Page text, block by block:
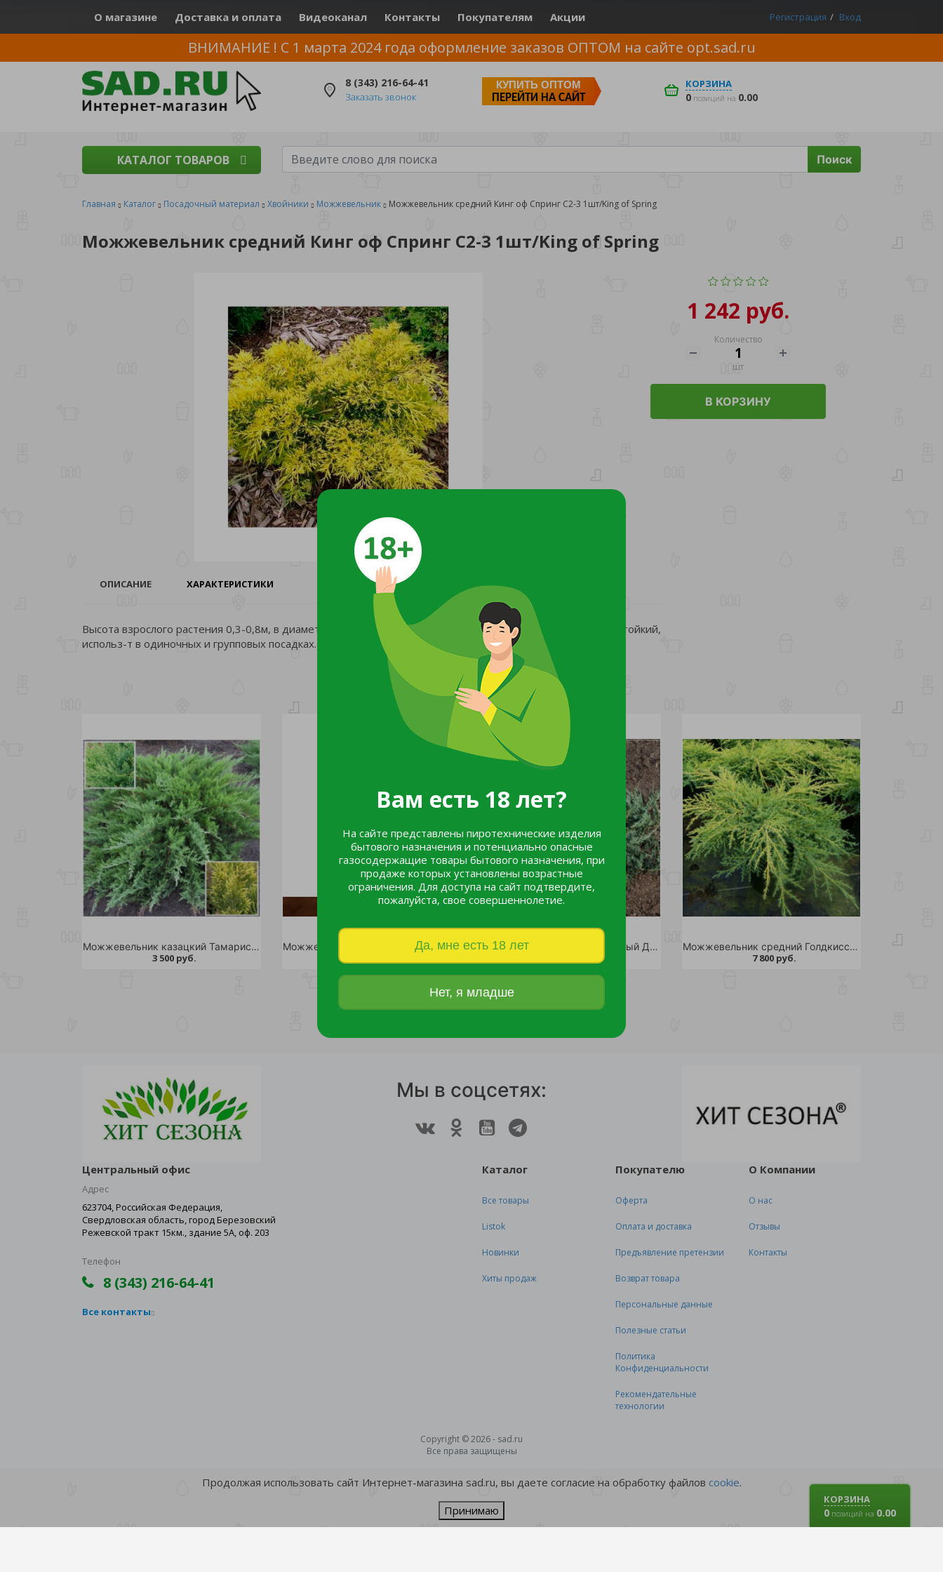
Вам есть 18 лет?
На сайте представлены пиротехнические изделия
бытового назначения и потенциально опасные
газосодержащие товары бытового назначения, при
продаже которых установлены возрастные
ограничения. Для доступа на сайт подтвердите,
пожалуйста, свое совершеннолетие.
Да, мне есть 18 лет
Нет, я младше
О магазине Доставка и оплата Видеоканал Контакты Покупателям Акции Регистрация Вход
ВНИМАНИЕ ! С 1 марта 2024 года оформление заказов ОПТОМ на сайте opt.sad.ru
8 (343) 216-64-41
Заказать звонок
КУПИТЬ ОПТОМ
ПЕРЕЙТИ НА САЙТ
КОРЗИНА
0 позиций на 0.00
КАТАЛОГ ТОВАРОВ Поиск
Главная Каталог Посадочный материал Хвойники Можжевельник Можжевельник средний Кинг оф Спринг С2-3 1шт/King of Spring
Можжевельник средний Кинг оф Спринг С2-3 1шт/King of Spring
1 242 руб.
Количество
шт
В КОРЗИНУ
ОПИСАНИЕ ХАРАКТЕРИСТИКИ
Высота взрослого растения 0,3-0,8м, в диаметре до 0,8м, хвоя ярко-желтая мелкая, светолюбив, морозостойкий,
использ-т в одиночных и групповых посадках.
Можжевельник казацкий Тамарисцифолия С7,5 25-30 1ш/Juniperus sabina Tamariscifolia
3 500 руб.
Можжевельник скальный Мунглоу С2 1шт/Juniperus scopulorum Moonglow Можжевельник горизонтальный Джейд Ривер С10шт/Juniperus horizontalis Jade River Можжевельник средний Голдкиссен С20 1шт/Juniperus media Goldkissen
7 800 руб.
КОРЗИНА
0 позиций на 0.00
Мы в соцсетях:
Центральный офис
Адрес
623704, Российская Федерация,
Свердловская область, город Березовский
Режевской тракт 15км., здание 5А, оф. 203
Телефон
8 (343) 216-64-41
Все контакты
Каталог
Все товары
Listok
Новинки
Хиты продаж
Покупателю
Оферта
Оплата и доставка
Предъявление претензии
Возврат товара
Персональные данные
Полезные статьи
Политика
Конфиденциальности
Рекомендательные
технологии
О Компании
О нас
Отзывы
Контакты
Copyright © 2026 - sad.ru
Все права защищены
Продолжая использовать сайт Интернет-магазина sad.ru, вы даете согласие на обработку файлов cookie.
Принимаю